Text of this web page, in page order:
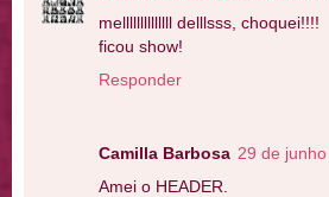
mellllllllllllll delllsss, choquei!!!!
ficou show!
Responder
Camilla Barbosa 29 de
Amei o HEADER.